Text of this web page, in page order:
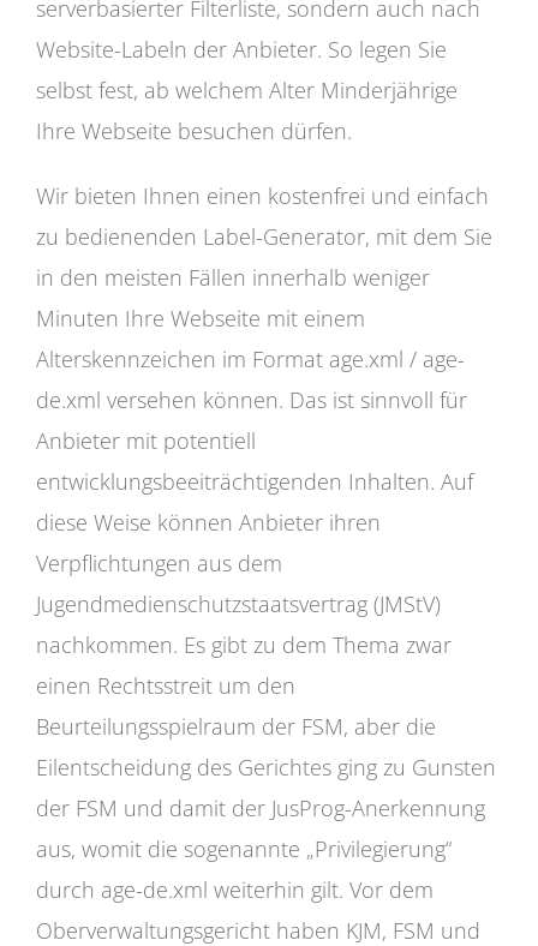
serverbasierter Filterliste, sondern auch nach
Website-Labeln der Anbieter. So legen Sie
selbst fest, ab welchem Alter Minderjährige
Ihre Webseite besuchen dürfen.
Wir bieten Ihnen einen kostenfrei und einfach
zu bedienenden Label-Generator, mit dem Sie
in den meisten Fällen innerhalb weniger
Minuten Ihre Webseite mit einem
Alterskennzeichen im Format age.xml / age-
de.xml versehen können. Das ist sinnvoll für
Anbieter mit potentiell
entwicklungsbeeiträchtigenden Inhalten. Auf
diese Weise können Anbieter ihren
Verpflichtungen aus dem
Jugendmedienschutzstaatsvertrag (JMStV)
nachkommen. Es gibt zu dem Thema zwar
einen Rechtsstreit um den
Beurteilungsspielraum der FSM, aber die
Eilentscheidung des Gerichtes ging zu Gunsten
der FSM und damit der JusProg-Anerkennung
aus, womit die sogenannte „Privilegierung“
durch age-de.xml weiterhin gilt. Vor dem
Oberverwaltungsgericht haben KJM, FSM und